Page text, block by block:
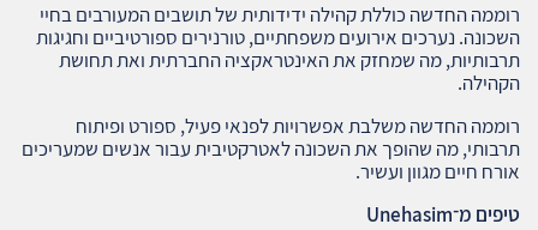
רוממה החדשה כוללת קהילה ידידותית של תושבים המעורבים בחיי
השכונה. נערכים אירועים משפחתיים, טורנירים ספורטיביים וחגיגות
תרבותיות, מה שמחזק את האינטראקציה החברתית ואת תחושת
הקהילה.
רוממה החדשה משלבת אפשרויות לפנאי פעיל, ספורט ופיתוח
תרבותי, מה שהופך את השכונה לאטרקטיבית עבור אנשים שמעריכים
אורח חיים מגוון ועשיר.
טיפים מ־Unehasim